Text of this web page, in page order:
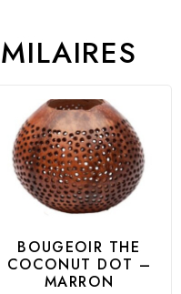
BOUGEOIR THE
COCONUT DOT –
MARRON